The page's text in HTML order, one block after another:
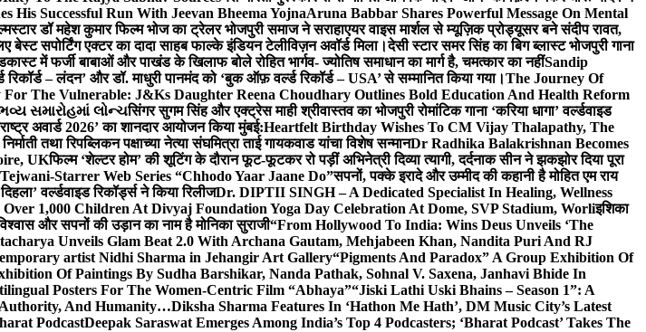
His Successful Run With Jeevan Bheema YojnaAruna Babbar Shares Powerful Message On Mental
डॉ महेश कुमार फिल्म भोज का ट्रेलर भोजपुरी समाज ने सराहाएयर वाइस मार्शल से म्यूज़िक प्रोड्यूसर बने संदीप रावत,
बेस्ट सपोर्टिंग एक्टर का दादा साहब फाल्के इंडियन टेलीविज़न अवॉर्ड मिला।देसी स्टार समर सिंह का बिग ब्लास्ट भोजपुरी गाना
में फर्जी बाबाओं और पाखंड के खिलाफ बोले रोहित भार्गव- ज्योतिष समाधान का मार्ग है, चमत्कार का नहींSandip
– लंदन’ और डॉ. माधुरी पानमंद को ‘बुक ऑफ़ वर्ल्ड रिकॉर्ड – USA’ से सम्मानित किया गया।The Journey Of
For The Vulnerable: J&Ks Daughter Reena Choudhary Outlines Bold Education And Health Reform
સમારોહમાં લોન્ચसिंगर सुगम सिंह और एक्ट्रेस माही श्रीवास्तव का भोजपुरी रोमांटिक गाना ‘करिया धागा’ वर्ल्डवाइड
अवार्ड 2026’ का शानदार आयोजन किया मुंबई:Heartfelt Birthday Wishes To CM Vijay Thalapathy, The
तथा रिपब्लिकन पक्षाच्या नेत्या संघमित्रा ताई गायकवाड यांचा विशेष सन्मानDr Radhika Balakrishnan Becomes
UKफिल्म ‘शेल्टर होम’ की शूटिंग के दौरान फूट-फूटकर रो पड़ीं अभिनेत्री दिव्या त्यागी, दर्दनाक सीन ने झकझोर दिया पूरा
Starrer Web Series “Chhodo Yaar Jaane Do”सपनों, पक्के इरादे और उम्मीद की कहानी है मोहित एम राय
वर्ल्डवाइड रिकॉर्ड्स ने किया रिलीजDr. DIPTII SINGH – A Dedicated Specialist In Healing, Wellness
1,000 Children At Divyaj Foundation Yoga Day Celebration At Dome, SVP Stadium, Worliइशिका
और सपनों की उड़ान का नाम है मोनिका सुराजी“From Hollywood To India: Wins Deus Unveils ‘The
Unveils Glam Beat 2.0 With Archana Gautam, Mehjabeen Khan, Nandita Puri And RJ
artist Nidhi Sharma in Jehangir Art Gallery“Pigments And Paradox” A Group Exhibition Of
Of Paintings By Sudha Barshikar, Nanda Pathak, Sohnal V. Saxena, Janhavi Bhide In
Posters For The Women-Centric Film “Abhaya”“Jiski Lathi Uski Bhains – Season 1”: A
Authority, And Humanity…Diksha Sharma Features In ‘Hathon Me Hath’, DM Music City’s Latest
PodcastDeepak Saraswat Emerges Among India’s Top 4 Podcasters; ‘Bharat Podcast’ Takes The